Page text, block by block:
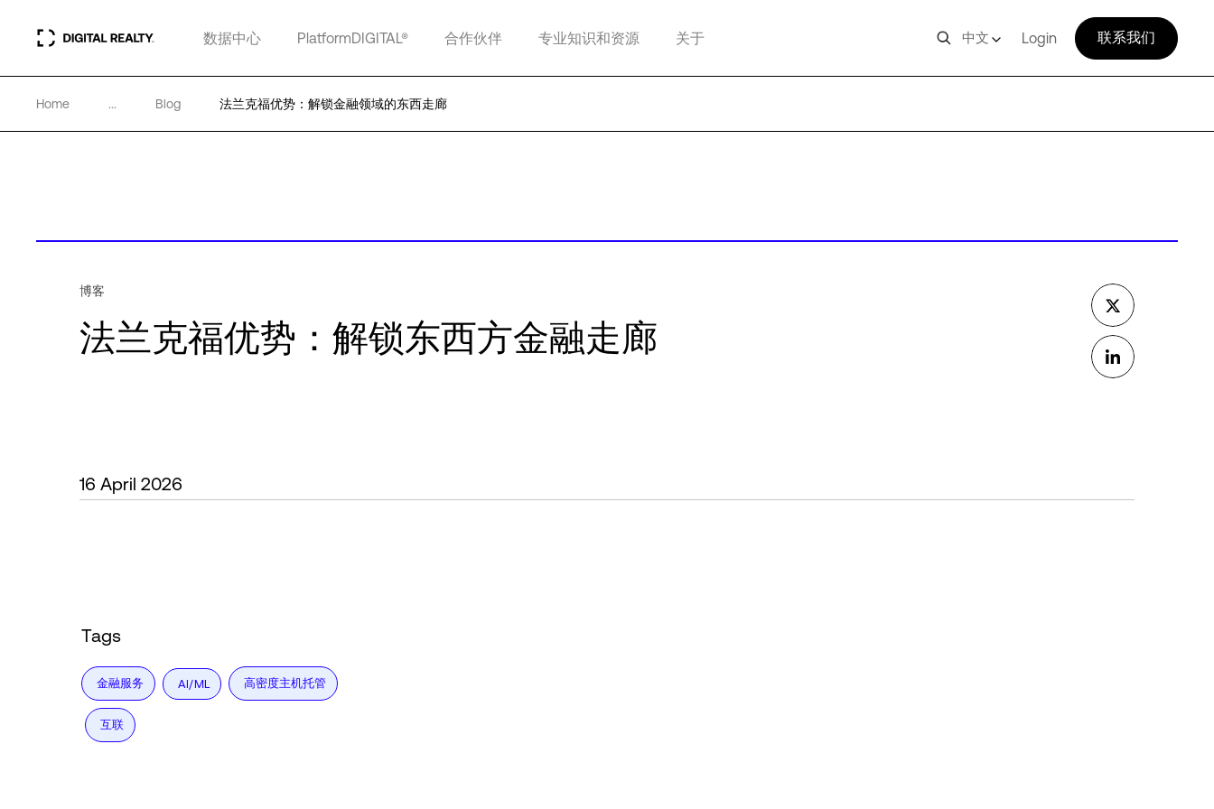
数据中心 PlatformDIGITAL® 合作伙伴 专业知识和资源 关于 中文 Login 联系我们
Home ... Blog 法兰克福优势：解锁金融领域的东西走廊
博客
法兰克福优势：解锁东西方金融走廊
16 April 2026
Tags
金融服务 AI/ML 高密度主机托管
互联